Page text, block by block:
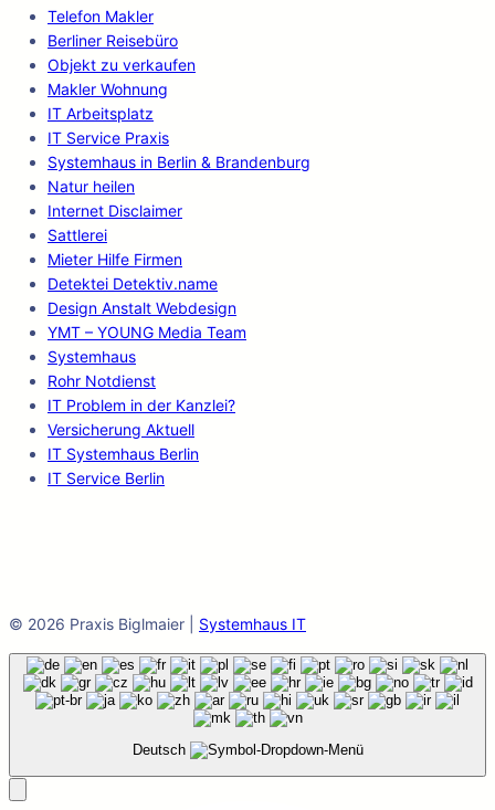
Telefon Makler
Berliner Reisebüro
Objekt zu verkaufen
Makler Wohnung
IT Arbeitsplatz
IT Service Praxis
Systemhaus in Berlin & Brandenburg
Natur heilen
Internet Disclaimer
Sattlerei
Mieter Hilfe Firmen
Detektei Detektiv.name
Design Anstalt Webdesign
YMT – YOUNG Media Team
Systemhaus
Rohr Notdienst
IT Problem in der Kanzlei?
Versicherung Aktuell
IT Systemhaus Berlin
IT Service Berlin
© 2026 Praxis Biglmaier | Systemhaus IT
Deutsch